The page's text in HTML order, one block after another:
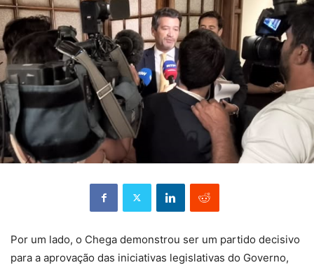
Por um lado, o Chega demonstrou ser um partido decisivo
para a aprovação das iniciativas legislativas do Governo,